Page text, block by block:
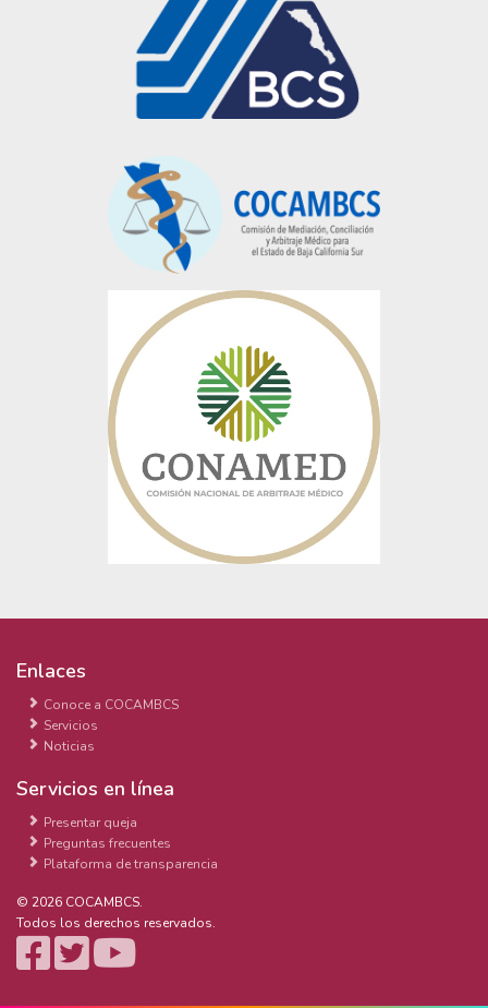
Enlaces
Conoce a COCAMBCS
Servicios
Noticias
Servicios en línea
Presentar queja
Preguntas frecuentes
Plataforma de transparencia
© 2026 COCAMBCS.
Todos los derechos reservados.